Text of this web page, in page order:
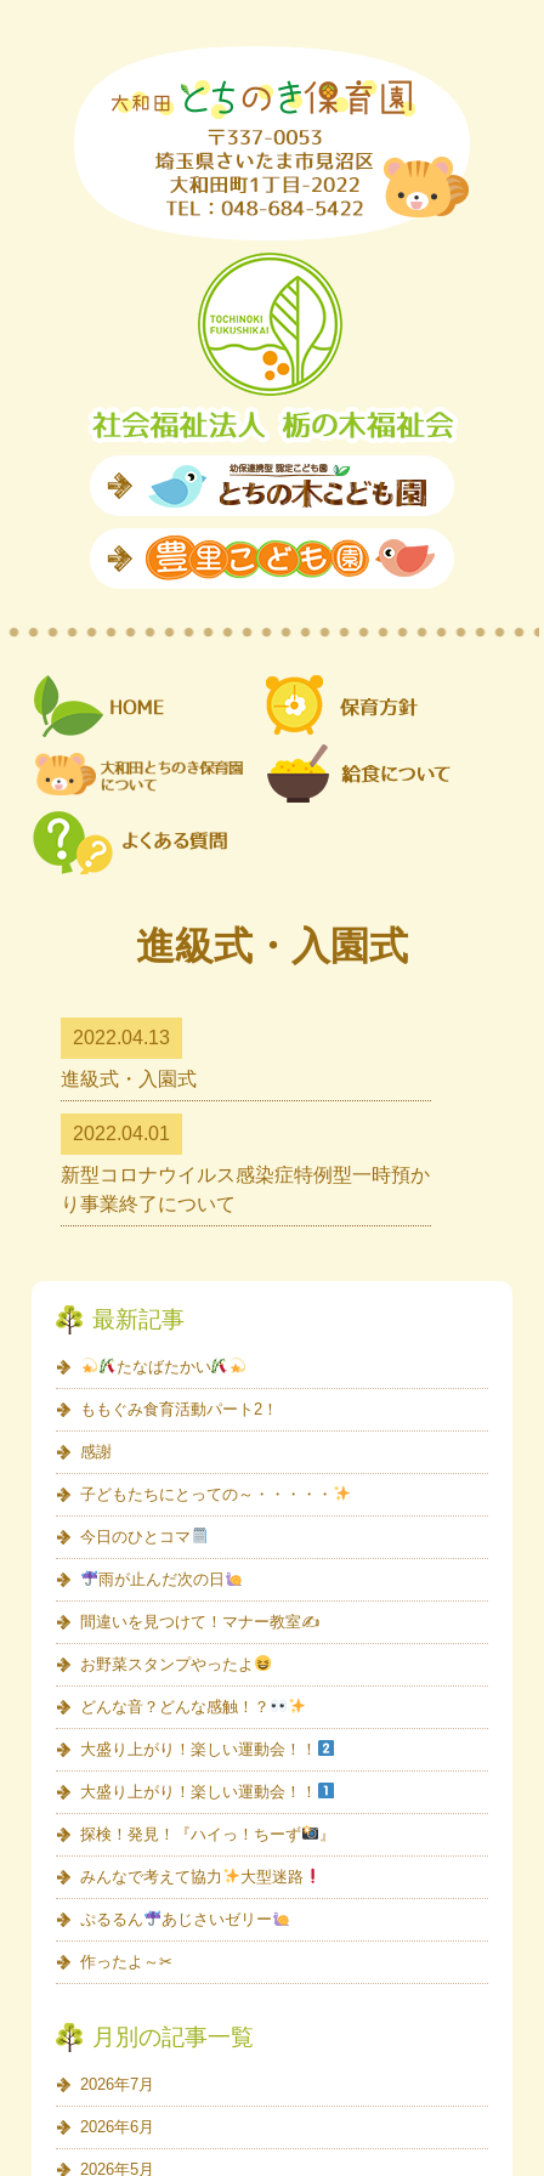
進級式・入園式
2022.04.13
進級式・入園式
2022.04.01
新型コロナウイルス感染症特例型一時預か
り事業終了について
最新記事
たなばたかい
ももぐみ食育活動パート2！
感謝
子どもたちにとっての～・・・・・
今日のひとコマ
雨が止んだ次の日
間違いを見つけて！マナー教室✍
お野菜スタンプやったよ
どんな音？どんな感触！？
大盛り上がり！楽しい運動会！！
大盛り上がり！楽しい運動会！！
探検！発見！『ハイっ！ちーず 』
みんなで考えて協力 大型迷路
ぷるるん あじさいゼリー
作ったよ～✂
月別の記事一覧
2026年7月
2026年6月
2026年5月